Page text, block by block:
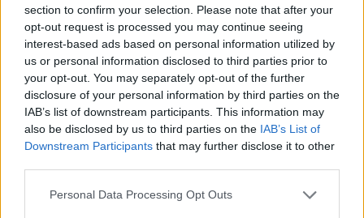
section to confirm your selection. Please note that after your
opt-out request is processed you may continue seeing
interest-based ads based on personal information utilized by
us or personal information disclosed to third parties prior to
your opt-out. You may separately opt-out of the further
disclosure of your personal information by third parties on the
IAB’s list of downstream participants. This information may
also be disclosed by us to third parties on the IAB’s List of
Downstream Participants that may further disclose it to other
Personal Data Processing Opt Outs
¿Cuándo el flujo en el embarazo es
motivo de preocupación?
Aunque el aumento del flujo en el embarazo es
normal, en ocasiones, sus características pueden
indicar un problema que requiere atención médica
inmediata.